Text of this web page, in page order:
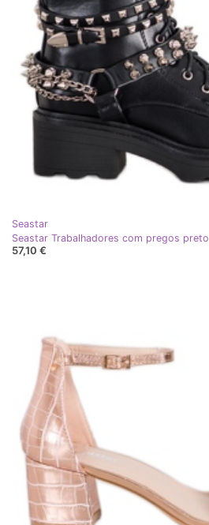
Seastar
Seastar Trabalhadores com pregos preto
57,10 €